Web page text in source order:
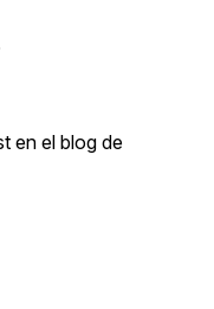
en elblog de